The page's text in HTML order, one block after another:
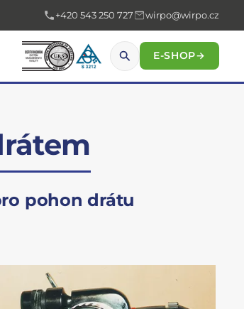
+420 543 250 727 wirpo@wirpo.cz
E-SHOP→
pohon drátu